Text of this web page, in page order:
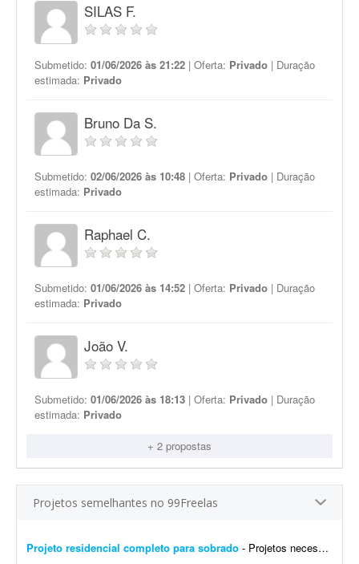
SILAS F.
Submetido: 01/06/2026 às 21:22 | Oferta: Privado | Duração
estimada: Privado
Bruno Da S.
Submetido: 02/06/2026 às 10:48 | Oferta: Privado | Duração
estimada: Privado
Raphael C.
Submetido: 01/06/2026 às 14:52 | Oferta: Privado | Duração
estimada: Privado
João V.
Submetido: 01/06/2026 às 18:13 | Oferta: Privado | Duração
estimada: Privado
+ 2 propostas
Projetos semelhantes no 99Freelas
Projeto residencial completo para sobrado - Projetos necessários 1. Projeto arquitetônico / interiores - Estudo e desenvolvimento do layout; - Plantas, cortes e fachadas; - Definição de materiais e acabamentos; -...